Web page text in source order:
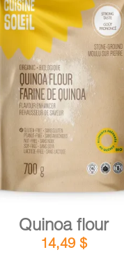
ADD TO CART / DETAILS
Quinoa flour
14,49 $